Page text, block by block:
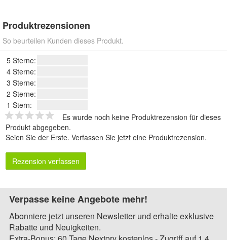
Produktrezensionen
So beurteilen Kunden dieses Produkt.
5 Sterne:
4 Sterne:
3 Sterne:
2 Sterne:
1 Stern:
Es wurde noch keine Produktrezension für dieses
Produkt abgegeben.
Seien Sie der Erste. Verfassen Sie jetzt eine Produktrezension.
Rezension verfassen
Verpasse keine Angebote mehr!
Abonniere jetzt unseren Newsletter und erhalte exklusive
Rabatte und Neuigkeiten.